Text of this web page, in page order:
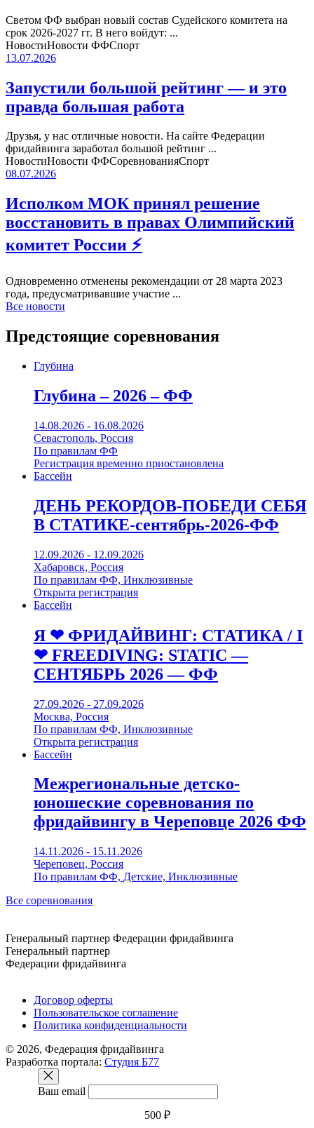
Светом ФФ выбран новый состав Судейского комитета на
срок 2026-2027 гг. В него войдут: ...
НовостиНовости ФФСпорт
13.07.2026
Запустили большой рейтинг — и это
правда большая работа
Друзья, у нас отличные новости. На сайте Федерации
фридайвинга заработал большой рейтинг ...
НовостиНовости ФФСоревнованияСпорт
08.07.2026
Исполком МОК принял решение
восстановить в правах Олимпийский
комитет России ⚡️
Одновременно отменены рекомендации от 28 марта 2023
года, предусматривавшие участие ...
Все новости
Предстоящие соревнования
Глубина
Глубина – 2026 – ФФ
14.08.2026 - 16.08.2026
Севастополь, Россия
По правилам ФФ
Регистрация временно приостановлена
Бассейн
ДЕНЬ РЕКОРДОВ-ПОБЕДИ СЕБЯ
В СТАТИКЕ-сентябрь-2026-ФФ
12.09.2026 - 12.09.2026
Хабаровск, Россия
По правилам ФФ, Инклюзивные
Открыта регистрация
Бассейн
Я ❤ ФРИДАЙВИНГ: СТАТИКА / I
❤ FREEDIVING: STATIC —
СЕНТЯБРЬ 2026 — ФФ
27.09.2026 - 27.09.2026
Москва, Россия
По правилам ФФ, Инклюзивные
Открыта регистрация
Бассейн
Межрегиональные детско-
юношеские соревнования по
фридайвингу в Череповце 2026 ФФ
14.11.2026 - 15.11.2026
Череповец, Россия
По правилам ФФ, Детские, Инклюзивные
Все соревнования
Генеральный партнер Федерации фридайвинга
Генеральный партнер
Федерации фридайвинга
Договор оферты
Пользовательское соглашение
Политика конфиденциальности
© 2026, Федерация фридайвинга
Разработка портала: Студия Б77
Ваш email
500 ₽